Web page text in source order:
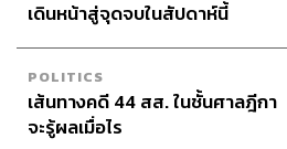
เดินหน้าสู่จุดจบในสัปดาห์นี้
POLITICS
เส้นทางคดี 44 สส. ในชั้นศาลฎีกา
จะรู้ผลเมื่อไร